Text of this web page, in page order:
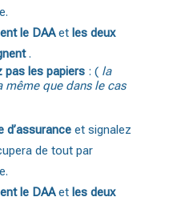
le DAAet les deux
.
pas les papiers: ( la
que dans le cas
d’assuranceet signalez
de tout par
le DAAet les deux